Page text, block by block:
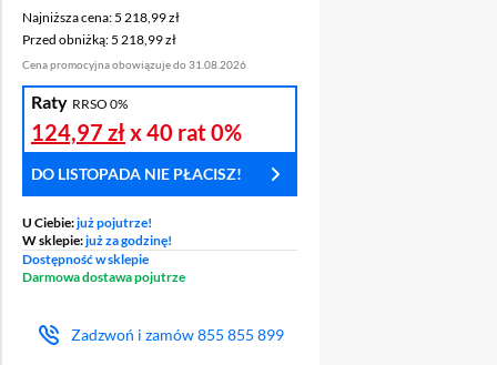
ZŁ ZA
MIES.
SPRAWDŹ
ABONAMENT
Najniższa cena: 5 218,99 zł
Najniższa cena: 5 218,99 zł
Przed obniżką: 5 218,99 zł
Przed obniżką: 5 218,99 zł
Cena promocyjna obowiązuje do 31.08.2026
Raty RRSO 0%
124,97 złx 40 rat0%
DO LISTOPADA NIE PŁACISZ!
U Ciebie:już pojutrze!
W sklepie:już za godzinę!
Dostępność w sklepie
Darmowa dostawa pojutrze
Zadzwoń i zamów855 855 899